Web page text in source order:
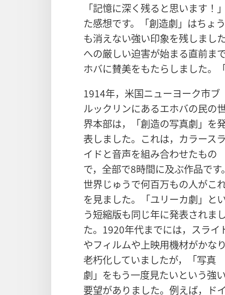
「記憶​に​深く​残る​と​思い​ます
た​感想​です。「創造​劇」は​ちょ
も​消え​ない​強い​印象​を​残し​まし​
へ​の​厳しい​迫害​が​始まる​直前​ま
ホバ​に​賛美​を​もたらし​まし​た。
1914​年，米国​ニューヨーク​市​ブ
ルックリン​に​ある​エホバ​の​民​の​
界​本部​は，「創造​の​写真​劇」を​
表​し​まし​た。これ​は，カラース
イド​と​音声​を​組み合わせ​た​もの​
で，全部​で​8​時間​に​及ぶ​作品​です
世界​じゅう​で​何百万​も​の​人​が​こ
を​見​まし​た。「ユリーカ​劇」と​
う​短縮​版​も​同じ​年​に​発表​さ​れ​ま
た。1920​年代​まで​に​は，スライ
や​フィルム​や​上映​用​機材​が​かな
老朽​化​し​て​い​まし​た​が，「写真​
劇」を​もう​一度​見​たい​と​いう​強
要望​が​あり​まし​た。例えば，ド